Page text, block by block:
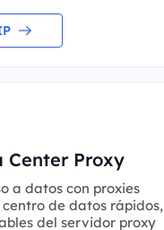
Center Proxy
a datos con proxies
de datos rápidos,
del servidor proxy